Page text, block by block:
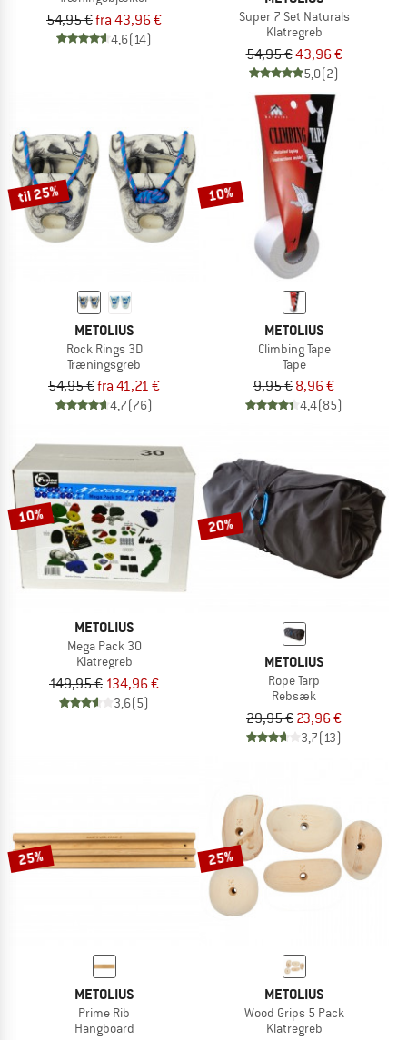
54,95 €fra 43,96 €
4,6(14)
Super 7 Set Naturals
Klatregreb
54,95 €43,96 €
5,0(2)
til 25%
METOLIUS
Rock Rings 3D
Træningsgreb
54,95 €fra 41,21 €
4,7(76)
10%
METOLIUS
Climbing Tape
Tape
9,95 € 8,96 €
4,4(85)
10%
METOLIUS
Mega Pack 30
Klatregreb
149,95 € 134,96 €
3,6(5)
20%
METOLIUS
Rope Tarp
Rebsæk
29,95 € 23,96 €
3,7(13)
25%
METOLIUS
Prime Rib
Hangboard
25%
METOLIUS
Wood Grips 5 Pack
Klatregreb